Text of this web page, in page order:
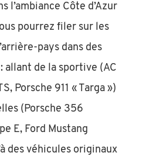
l’ambiance Côte d’Azur
pourrez filer sur les
pays dans des
allant de la sportive (AC
Porsche 911 « Targa »)
(Porsche 356
E, Ford Mustang
des véhicules originaux